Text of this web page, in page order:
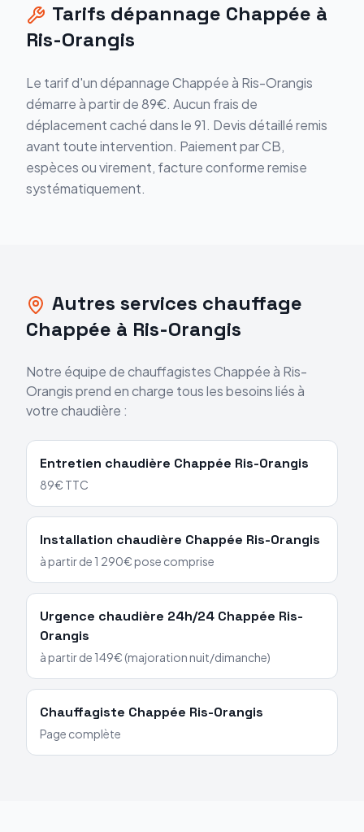
Tarifs dépannage Chappée à
Ris-Orangis
Le tarif d'undépannageChappéeà Ris-Orangis
démarreà partir de 89€. Aucun frais de
déplacement caché dans le91. Devis détaillé remis
avant toute intervention. Paiement par CB,
espèces ou virement, facture conforme remise
systématiquement.
Autres services chauffage
Chappée à Ris-Orangis
Notre équipe de chauffagistesChappéeà Ris-
Orangisprend en charge tous les besoins liés à
votre chaudière :
Entretien chaudière Chappée Ris-Orangis
89€ TTC
Installation chaudière Chappée Ris-Orangis
à partir de 1 290€ pose comprise
Urgence chaudière 24h/24 Chappée Ris-
Orangis
à partir de 149€ (majoration nuit/dimanche)
Chauffagiste Chappée Ris-Orangis
Page complète